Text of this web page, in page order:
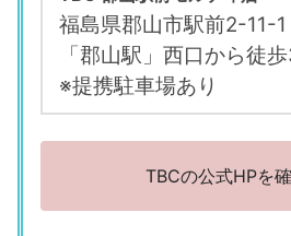
福島県郡山市駅前2-11-
「郡山駅」西口から徒
※提携駐車場あり
TBCの公式HPを